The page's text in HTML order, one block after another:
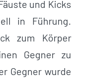
und Kicks
in Führung.
zum Körper
Gegner zu
Gegner wurde